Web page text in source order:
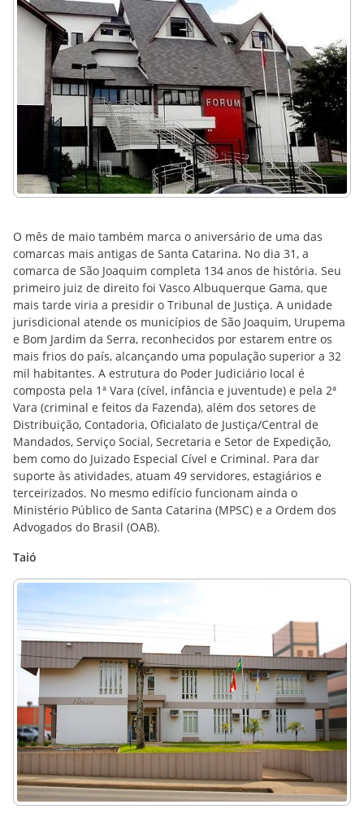
O mês de maio também marca o aniversário de uma das
comarcas mais antigas de Santa Catarina. No dia 31, a
comarca de São Joaquim completa 134 anos de história. Seu
primeiro juiz de direito foi Vasco Albuquerque Gama, que
mais tarde viria a presidir o Tribunal de Justiça. A unidade
jurisdicional atende os municípios de São Joaquim, Urupema
e Bom Jardim da Serra, reconhecidos por estarem entre os
mais frios do país, alcançando uma população superior a 32
mil habitantes. A estrutura do Poder Judiciário local é
composta pela 1ª Vara (cível, infância e juventude) e pela 2ª
Vara (criminal e feitos da Fazenda), além dos setores de
Distribuição, Contadoria, Oficialato de Justiça/Central de
Mandados, Serviço Social, Secretaria e Setor de Expedição,
bem como do Juizado Especial Cível e Criminal. Para dar
suporte às atividades, atuam 49 servidores, estagiários e
terceirizados. No mesmo edifício funcionam ainda o
Ministério Público de Santa Catarina (MPSC) e a Ordem dos
Advogados do Brasil (OAB).
Taió